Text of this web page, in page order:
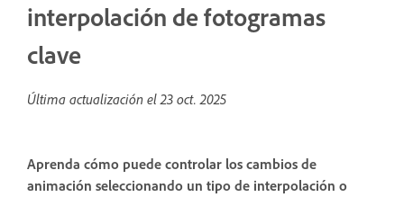
interpolación de fotogramas
clave
Última actualización el23 oct. 2025
Aprenda cómo puede controlar los cambios de
animación seleccionando un tipo de interpolación o